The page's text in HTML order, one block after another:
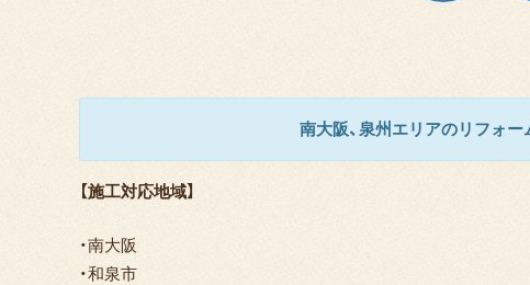
ャ
ラ
リ
カ
ン
南大阪、泉州エリアのリフォー
【施工対応地域】
・南大阪
・和泉市